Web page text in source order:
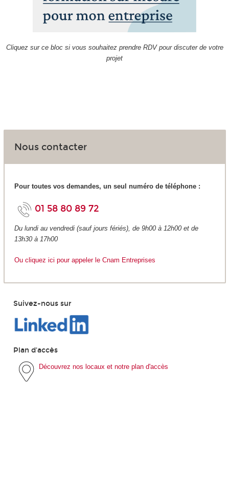
Cliquez sur ce bloc si vous souhaitez prendre RDV pour discuter de votre
projet
Nous contacter
Pour toutes vos demandes, un seul numéro de téléphone :
01 58 80 89 72
Du lundi au vendredi (sauf jours fériés), de 9h00 à 12h00 et de
13h30 à 17h00
Ou cliquez ici pour appeler le Cnam Entreprises
Suivez-nous sur
Plan d'accès
Découvrez nos locaux et notre plan d'accès